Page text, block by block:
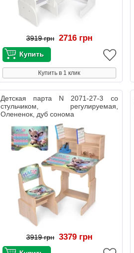
3919 грн 2716 грн
Купить в 1 клик
Детская парта N 2071-27-3 со
стульчиком, регулируемая,
Олененок, дуб сонома
3919 грн 3379 грн